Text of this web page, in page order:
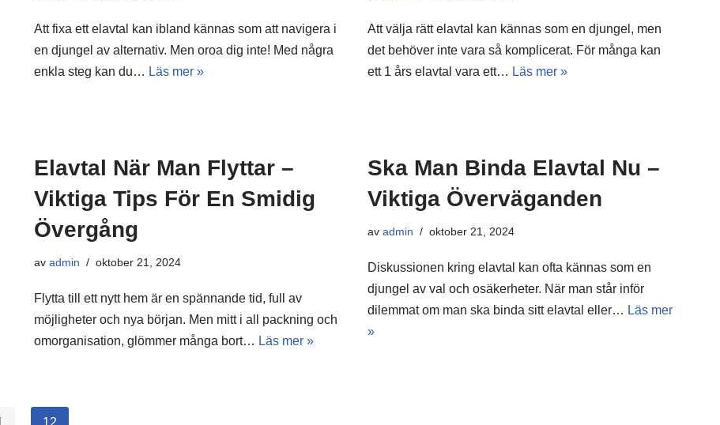
Att fixa ett elavtal kan ibland kännas som att navigera i
en djungel av alternativ. Men oroa dig inte! Med några
enkla steg kan du… Läs mer »
Att välja rätt elavtal kan kännas som en djungel, men
det behöver inte vara så komplicerat. För många kan
ett 1 års elavtal vara ett… Läs mer »
Elavtal När Man Flyttar –
Viktiga Tips För En Smidig
Övergång
avadmin oktober 21, 2024
Flytta till ett nytt hem är en spännande tid, full av
möjligheter och nya början. Men mitt i all packning och
omorganisation, glömmer många bort… Läs mer »
Ska Man Binda Elavtal Nu –
Viktiga Överväganden
av admin oktober 21, 2024
Diskussionen kring elavtal kan ofta kännas som en
djungel av val och osäkerheter. När man står inför
dilemmat om man ska binda sitt elavtal eller… Läs mer
»
12